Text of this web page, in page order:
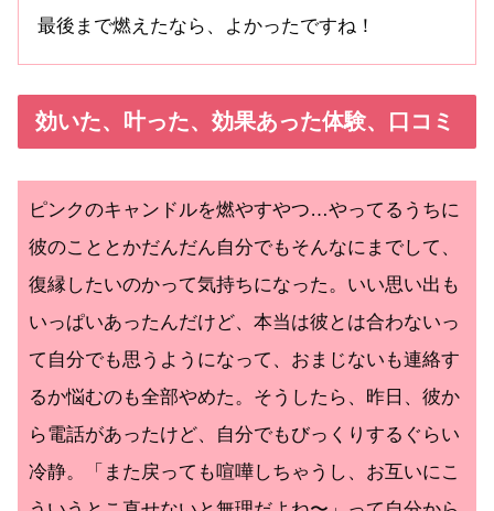
最後まで燃えたなら、よかったですね！
効いた、叶った、効果あった体験、口コミ
ピンクのキャンドルを燃やすやつ…やってるうちに
彼のこととかだんだん自分でもそんなにまでして、
復縁したいのかって気持ちになった。いい思い出も
いっぱいあったんだけど、本当は彼とは合わないっ
て自分でも思うようになって、おまじないも連絡す
るか悩むのも全部やめた。そうしたら、昨日、彼か
ら電話があったけど、自分でもびっくりするぐらい
冷静。「また戻っても喧嘩しちゃうし、お互いにこ